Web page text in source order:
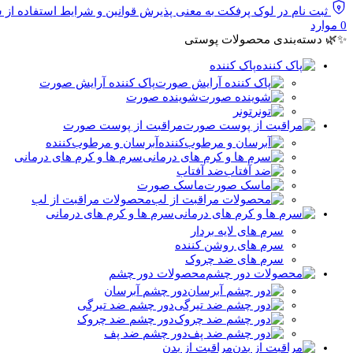
ثبت نام در لوک پرفکت به معنی پذیرش قوانین و شرایط استفاده
0 موارد
✨🌿 دسته‌بندی محصولات پوستی
پاک کننده
پاک کننده آرایش صورت
شوینده صورت
تونر
مراقبت از پوست صورت
آبرسان و مرطوب‌کننده
سرم ها و کرم های درمانی
ضد آفتاب
ماسک صورت
محصولات مراقبت از لب
سرم ها و کرم های درمانی
سرم های لایه بردار
سرم های روشن کننده
سرم های ضد چروک
محصولات دور چشم
دور چشم آبرسان
دور چشم ضد تیرگی
دور چشم ضد چروک
دور چشم ضد پف
مراقبت از بدن